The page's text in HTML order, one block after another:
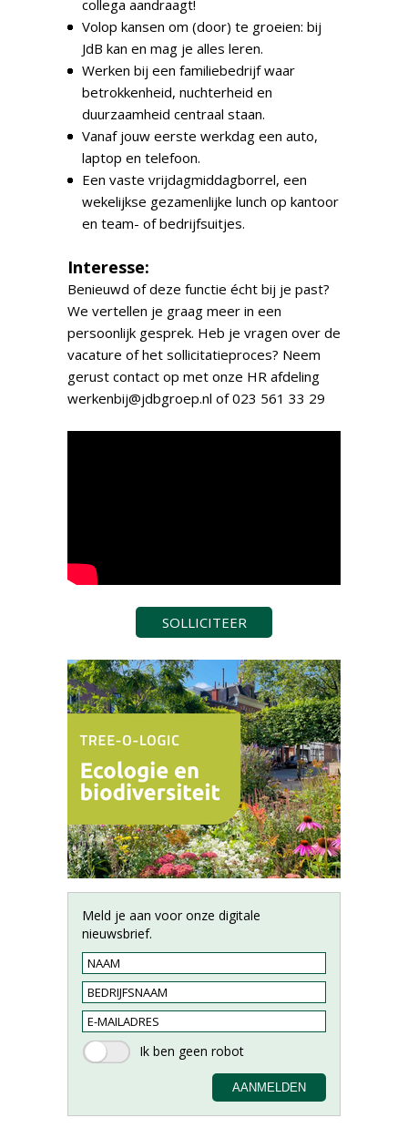
collega aandraagt!
Volop kansen om (door) te groeien: bij
JdB kan en mag je alles leren.
Werken bij een familiebedrijf waar
betrokkenheid, nuchterheid en
duurzaamheid centraal staan.
Vanaf jouw eerste werkdag een auto,
laptop en telefoon.
Een vaste vrijdagmiddagborrel, een
wekelijkse gezamenlijke lunch op kantoor
en team- of bedrijfsuitjes.
Interesse:
Benieuwd of deze functie écht bij je past?
We vertellen je graag meer in een
persoonlijk gesprek. Heb je vragen over de
vacature of het sollicitatieproces? Neem
gerust contact op met onze HR afdeling
werkenbij@jdbgroep.nl of 023 561 33 29
SOLLICITEER
Meld je aan voor onze digitale
nieuwsbrief.